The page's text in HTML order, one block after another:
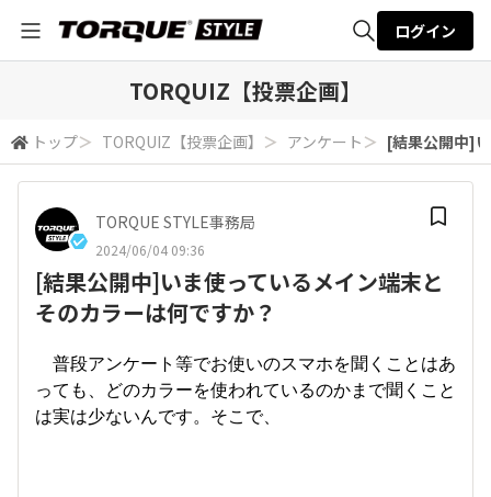
検索
ログイン
TORQUIZ【投票企画】
トップ＞ TORQUIZ【投票企画】 ＞ アンケート ＞ [結果公開中]
TORQUE STYLE事務局
2024/06/04 09:36
[結果公開中]いま使っているメイン端末と
そのカラーは何ですか？
普段アンケート等でお使いのスマホを聞くことはあ
っても、どのカラーを使われているのかまで聞くこと
は実は少ないんです。そこで、